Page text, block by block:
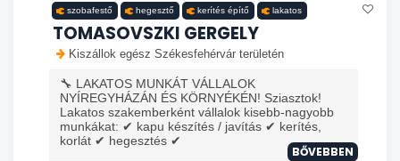
szobafestő hegesztő kerítés építő lakatos
TOMASOVSZKI GERGELY
Kiszállok egész Székesfehérvár területén
🔧 LAKATOS MUNKÁT VÁLLALOK
NYÍREGYHÁZÁN ÉS KÖRNYÉKÉN! Sziasztok!
Lakatos szakemberként vállalok kisebb-nagyobb
munkákat: ✔ kapu készítés / javítás ✔ kerítés,
korlát ✔ hegesztés ✔
BŐVEBBEN